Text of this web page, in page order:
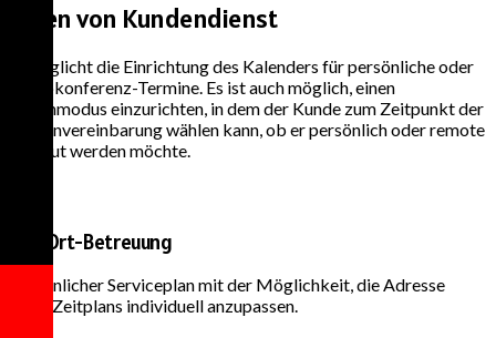
Arten von Kundendienst
Ermöglicht die Einrichtung des Kalenders für persönliche oder
Videokonferenz-Termine. Es ist auch möglich, einen
Mischmodus einzurichten, in dem der Kunde zum Zeitpunkt der
Terminvereinbarung wählen kann, ob er persönlich oder remote
betreut werden möchte.
Vor-Ort-Betreuung
Persönlicher Serviceplan mit der Möglichkeit, die Adresse
jedes Zeitplans individuell anzupassen.